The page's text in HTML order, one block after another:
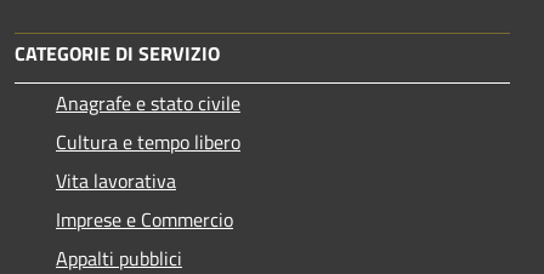
CATEGORIE DI SERVIZIO
Anagrafe e stato civile
Cultura e tempo libero
Vita lavorativa
Imprese e Commercio
Appalti pubblici